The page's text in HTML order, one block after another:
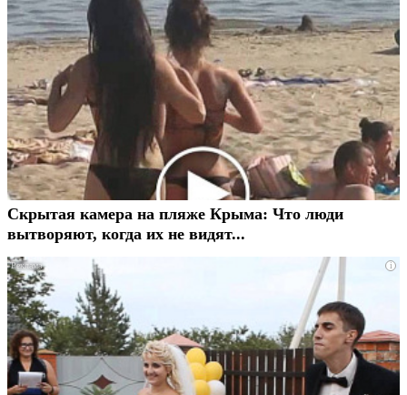
Скрытая камера на пляже Крыма: Что люди
вытворяют, когда их не видят...
i